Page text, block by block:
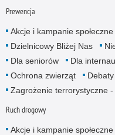
Prewencja
Akcje i kampanie społeczne
Dzielnicowy Bliżej Nas
Dla seniorów
Dla
Ochrona zwierząt
Debaty
Zagrożenie terrorystyczne
Ruch drogowy
Akcje i kampanie społeczne